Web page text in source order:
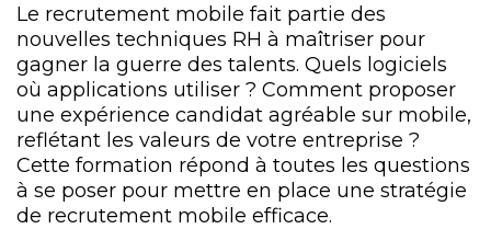
Le recrutement mobile fait partie des
nouvelles techniques RH à maîtriser pour
gagner la guerre des talents. Quels logiciels
où applications utiliser ? Comment proposer
une expérience candidat agréable sur mobile,
reflétant les valeurs de votre entreprise ?
Cette formation répond à toutes les questions
à se poser pour mettre en place une stratégie
de recrutement mobile efficace.